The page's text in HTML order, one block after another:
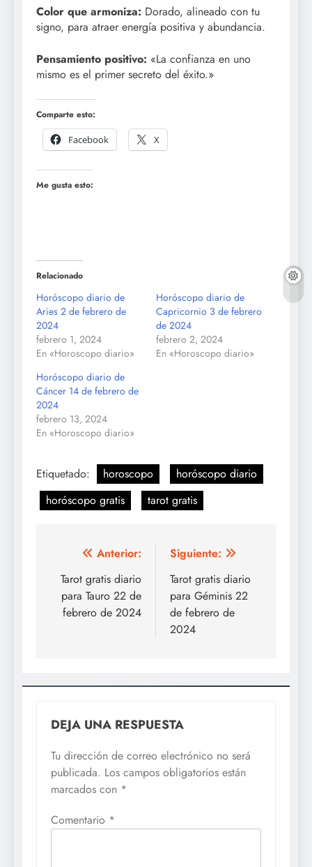
Color que armoniza: Dorado, alineado con tu
signo, para atraer energía positiva y abundancia.
Pensamiento positivo: «La confianza en uno
mismo es el primer secreto del éxito.»
Comparte esto:
Facebook
X
Me gusta esto:
Relacionado
Horóscopo diario de
Aries 2 de febrero de
2024
febrero 1, 2024
En «Horoscopo diario»
Horóscopo diario de
Capricornio 3 de febrero
de 2024
febrero 2, 2024
En «Horoscopo diario»
Horóscopo diario de
Cáncer 14 de febrero de
2024
febrero 13, 2024
En «Horoscopo diario»
Etiquetado: horoscopo
horóscopo diario
horóscopo gratis
tarot gratis
Navegación
de
entradas
Anterior:
Tarot gratis diario
para Tauro 22 de
febrero de 2024
Siguiente:
Tarot gratis diario
para Géminis 22
de febrero de
2024
DEJA UNA RESPUESTA
Tu dirección de correo electrónico no será
publicada. Los campos obligatorios están
marcados con *
Comentario *